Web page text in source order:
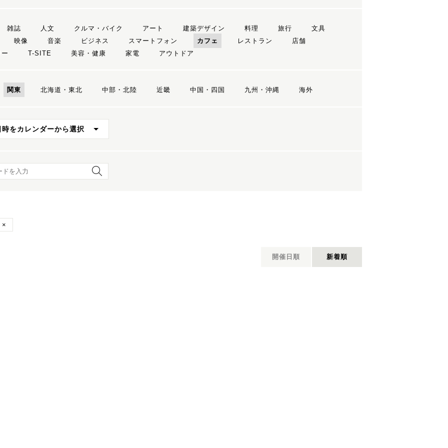
雑誌 人文 クルマ・バイク アート 建築デザイン 料理 旅行
文具
映像 音楽 ビジネス スマートフォン カフェ レストラン
店舗
T-SITE 美容・健康 家電 アウトドア
関東 北海道・東北 中部・北陸 近畿 中国・四国 九州・沖縄 海外
時をカレンダーから選択
ド検索
×
開催日順 新着順